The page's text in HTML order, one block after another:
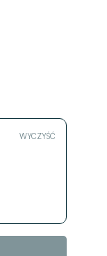
WYCZYŚĆ